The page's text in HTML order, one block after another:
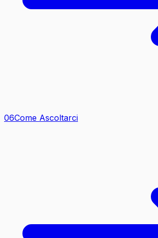
06Come Ascoltarci